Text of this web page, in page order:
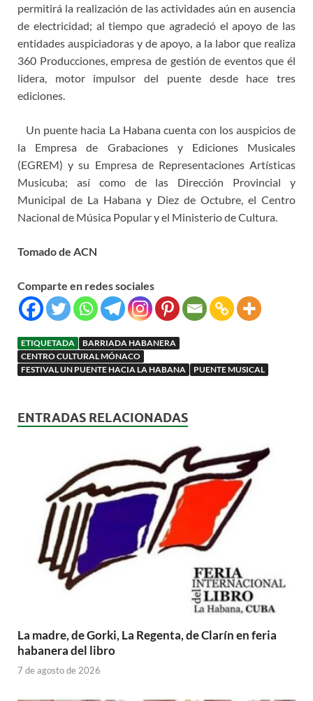
permitirá la realización de las actividades aún en ausencia
de electricidad; al tiempo que agradeció el apoyo de las
entidades auspiciadoras y de apoyo, a la labor que realiza
360 Producciones, empresa de gestión de eventos que él
lidera, motor impulsor del puente desde hace tres
ediciones.
Un puente hacia La Habana cuenta con los auspicios de
la Empresa de Grabaciones y Ediciones Musicales
(EGREM) y su Empresa de Representaciones Artísticas
Musicuba; así como de las Dirección Provincial y
Municipal de La Habana y Diez de Octubre, el Centro
Nacional de Música Popular y el Ministerio de Cultura.
Tomado de ACN
Comparte en redes sociales
ETIQUETADA
BARRIADA HABANERA
CENTRO CULTURAL MÓNACO
FESTIVAL UN PUENTE HACIA LA HABANA
PUENTE MUSICAL
ENTRADAS RELACIONADAS
La madre, de Gorki, La Regenta, de Clarín en feria
habanera del libro
7 de agosto de 2026